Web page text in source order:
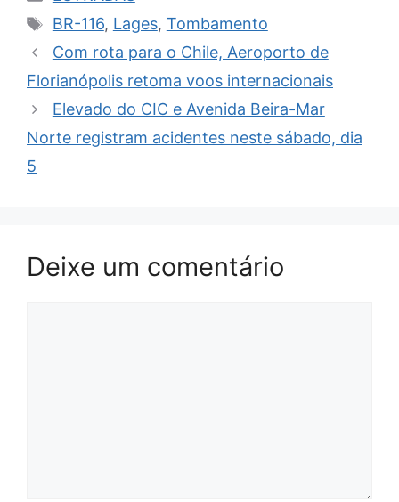
Tags
BR-116, Lages, Tombamento
Com rota para o Chile, Aeroporto de
Florianópolis retoma voos internacionais
Elevado do CIC e Avenida Beira-Mar
Norte registram acidentes neste sábado, dia
5
Deixe um comentário